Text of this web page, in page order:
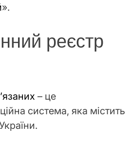
».
реєстр
– це
система, яка містить